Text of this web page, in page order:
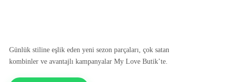
Günlük stiline eşlik eden yeni sezon parçaları, çok satan
kombinler ve avantajlı kampanyalar My Love Butik’te.